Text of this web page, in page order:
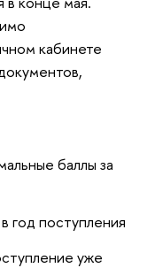
кабинете
баллы за
год поступления
уже